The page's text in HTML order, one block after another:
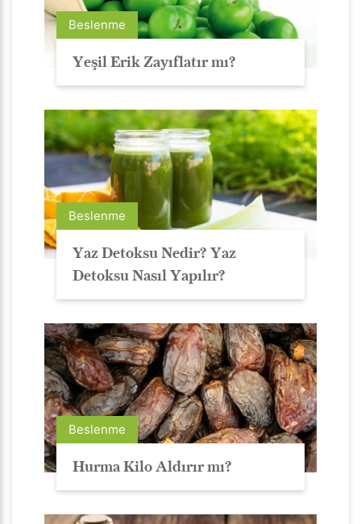
Beslenme
Yeşil Erik Zayıflatır mı?
Beslenme
Yaz Detoksu Nedir? Yaz
Detoksu Nasıl Yapılır?
Beslenme
Hurma Kilo Aldırır mı?